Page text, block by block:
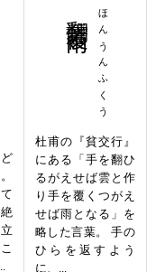
ほんうんふくう
杜甫の『貧交行』
にある「手を翻ひ
るがえせば雲と作
り手を覆くつがえ
せば雨となる」を
略した言葉。 手の
ひらを返すよう
に、...